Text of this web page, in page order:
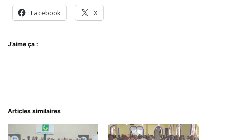
Facebook X
J’aime ça :
Articles similaires